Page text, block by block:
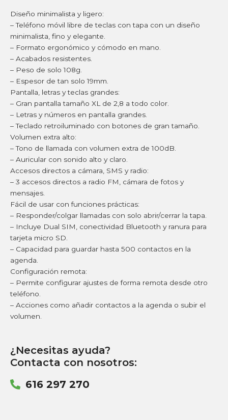
Diseño minimalista y ligero:
– Teléfono móvil libre de teclas con tapa con un diseño
minimalista, fino y elegante.
– Formato ergonómico y cómodo en mano.
– Acabados resistentes.
– Peso de solo 108g.
– Espesor de tan solo 19mm.
Pantalla, letras y teclas grandes:
– Gran pantalla tamaño XL de 2,8 a todo color.
– Letras y números en pantalla grandes.
– Teclado retroiluminado con botones de gran tamaño.
Volumen extra alto:
– Tono de llamada con volumen extra de 100dB.
– Auricular con sonido alto y claro.
Accesos directos a cámara, SMS y radio:
– 3 accesos directos a radio FM, cámara de fotos y
mensajes.
Fácil de usar con funciones prácticas:
– Responder/colgar llamadas con solo abrir/cerrar la tapa.
– Incluye Dual SIM, conectividad Bluetooth y ranura para
tarjeta micro SD.
– Capacidad para guardar hasta 500 contactos en la
agenda.
Configuración remota:
– Permite configurar ajustes de forma remota desde otro
teléfono.
– Acciones como añadir contactos a la agenda o subir el
volumen.
¿Necesitas ayuda?
Contacta con nosotros:
616 297 270